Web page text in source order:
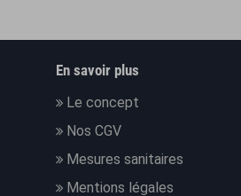
En savoir plus
Le concept
Nos CGV
Mesures sanitaires
Mentions légales